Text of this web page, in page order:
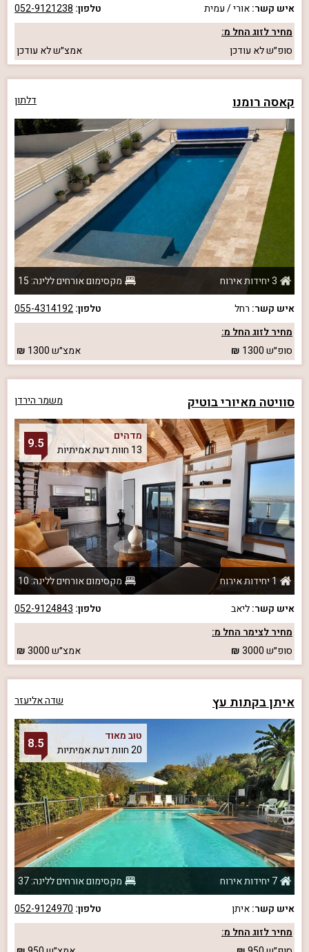
איש קשר:אורי / עמית טלפון: 052-9121238
מחיר לזוג החל מ:
סופ״שלא עודכן אמצ״שלא עודכן
קאסה רומנו דלתון
3 יחידות אירוח
מקסימום אורחים ללינה: 15
איש קשר: רחל טלפון:055-4314192
מחיר לזוג החל מ:
סופ״ש1300 אמצ״ש1300
סוויטה מאיורי בוטיק משמר הירדן
מדהים
13 חוות דעת אמיתיות
9.5
1 יחידות אירוח
מקסימום אורחים ללינה: 10
איש קשר:ליאב טלפון: 052-9124843
מחיר לצימר החל מ:
סופ״ש3000 אמצ״ש3000
איתן בקתות עץ שדה אליעזר
טוב מאוד
20 חוות דעת אמיתיות
8.5
7 יחידות אירוח
מקסימום אורחים ללינה: 37
איש קשר:איתן טלפון: 052-9124970
מחיר לזוג החל מ: